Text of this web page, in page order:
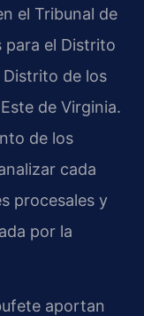
el Tribunal de
para el Distrito
Distrito de los
de Virginia.
de los
cada
procesales y
por la
aportan